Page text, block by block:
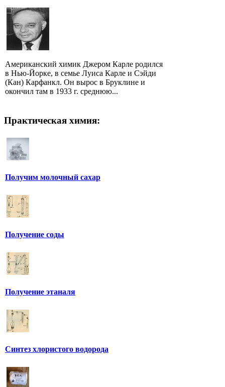
Американский химик Джером Карле родился
в Нью-Йорке, в семье Луиса Карле и Сэйди
(Кан) Карфанкл. Он вырос в Бруклине и
окончил там в 1933 г. среднюю...
Практическая химия:
Получим молочный сахар
Получение соды
Получение этаналя
Синтез хлористого водорода